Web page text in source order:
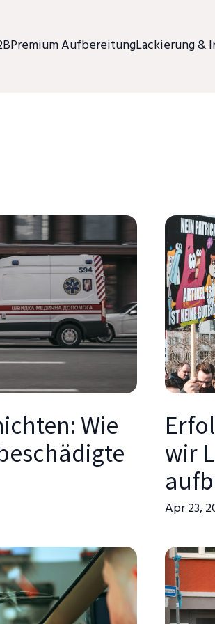
Premium AufbereitungLackierung &
Wie
wir
Apr 23,